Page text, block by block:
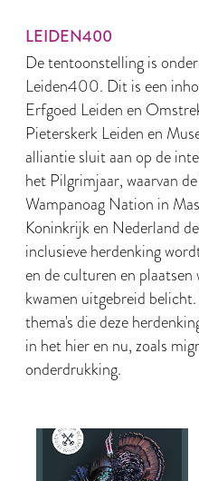
LEIDEN400
De tentoonstelling is
Leiden400. Dit is een
Erfgoed Leiden en
Pieterskerk Leiden en
alliantie sluit aan op de
het Pilgrimjaar, waarvan
Wampanoag Nation in
Koninkrijk en Nederland
inclusieve herdenking
en de culturen en
kwamen uitgebreid
thema's die deze
in het hier en nu, zoals
onderdrukking.